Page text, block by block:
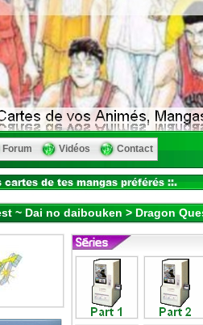
Forum Vidéos Contact
~ Dai no daibouken > Dragon